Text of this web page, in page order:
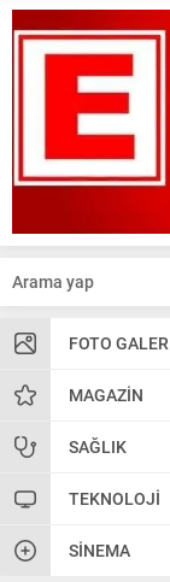
FOTO
MAGAZIN
SAĞLIK
TEKNOLOJI
SINEMA